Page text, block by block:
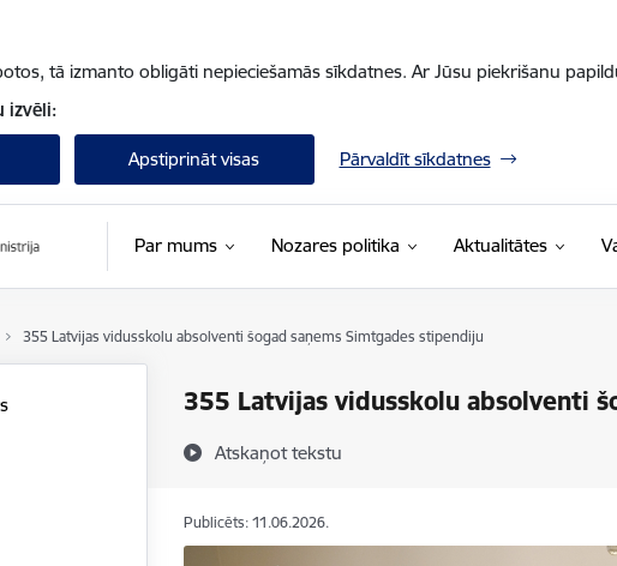
tā izmanto obligāti nepieciešamās sīkdatnes. Ar Jūsu piekrišanu
izvēli:
Apstiprināt visas Pārvaldīt sīkdatnes
Par mums Nozares politika Aktualitātes
355 Latvijas vidusskolu absolventi šogad saņems Simtgades stipendiju
355 Latvijas vidusskolu absolventi
Atskaņot tekstu
Publicēts: 11.06.2026.